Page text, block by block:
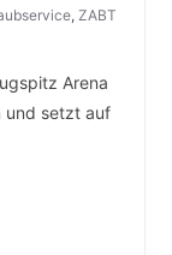
, ZABT
Arena
und setzt auf